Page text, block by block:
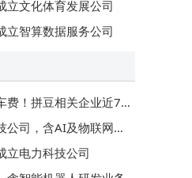
立文化体育发展公司
立智算数据服务公司
业近700家，今年3月注册近400家
司，含AI及物联网业务
立电力科技公司